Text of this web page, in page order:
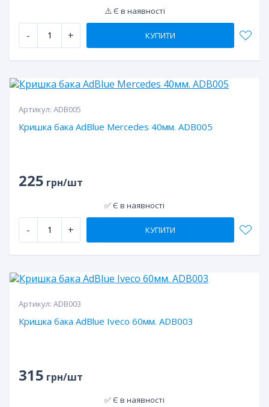
⚠️ Є в наявності
- + КУПИТИ
Артикул: ADB005
Кришка бака AdBlue Mercedes 40мм. ADB005
225 грн/шт
✅ Є в наявності
- + КУПИТИ
Артикул: ADB003
Кришка бака AdBlue Iveco 60мм. ADB003
315 грн/шт
✅ Є в наявності